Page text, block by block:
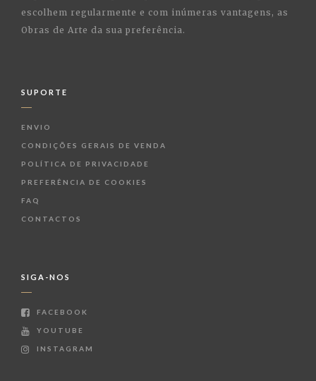
escolhem regularmente e com inúmeras vantagens, as
Obras de Arte da sua preferência.
SUPORTE
ENVIO
CONDIÇÕES GERAIS DE VENDA
POLÍTICA DE PRIVACIDADE
PREFERÊNCIA DE COOKIES
FAQ
CONTACTOS
SIGA-NOS
FACEBOOK
YOUTUBE
INSTAGRAM